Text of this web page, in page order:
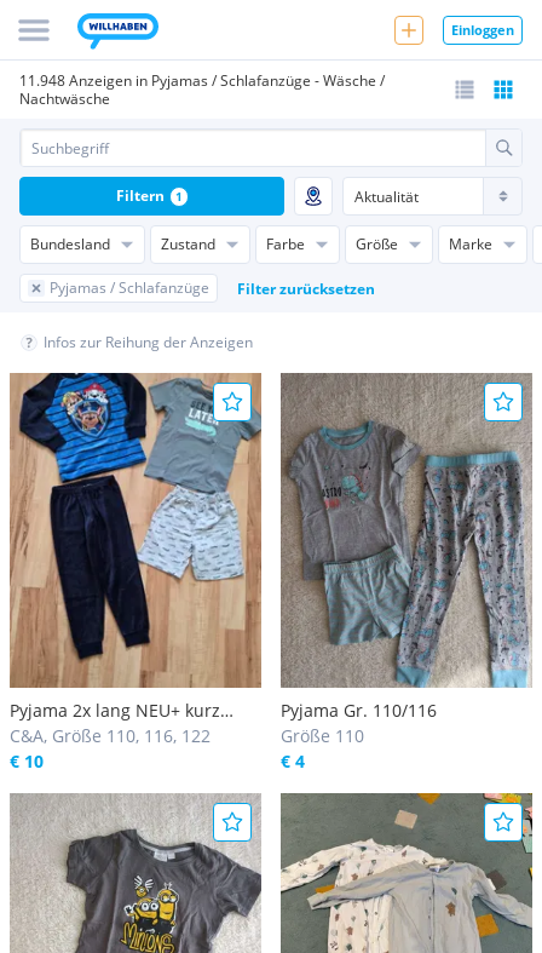
Einloggen
11.948 Anzeigen in Pyjamas / Schlafanzüge - Wäsche /
Nachtwäsche
Bundesland Zustand Farbe Größe Marke
Pyjamas / Schlafanzüge Filter zurücksetzen
Filtern 1
Infos zur Reihung der Anzeigen
Pyjama 2x lang NEU+ kurz
110/116
C&A, Größe 110, 116, 122
€ 10
Pyjama Gr. 110/116
Größe 110
€ 4